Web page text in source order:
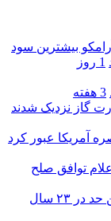
بیشترین سود
1 روز
3 هفته
گاز نزدیک شدند
توافق صلح
ذخایر نفت کشورهای ثروتمند به پایین‌ترین حد در ۲۳ سال